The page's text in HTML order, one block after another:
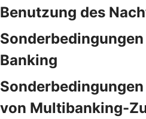
Benutzung des
Banking
von Multibanking-